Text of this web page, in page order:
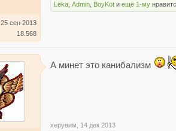
25 сен 2013
18.568
Lёka ,Admin BoyKot иещё 1-му
А минет это канибализм
херувим 14 дек 2013